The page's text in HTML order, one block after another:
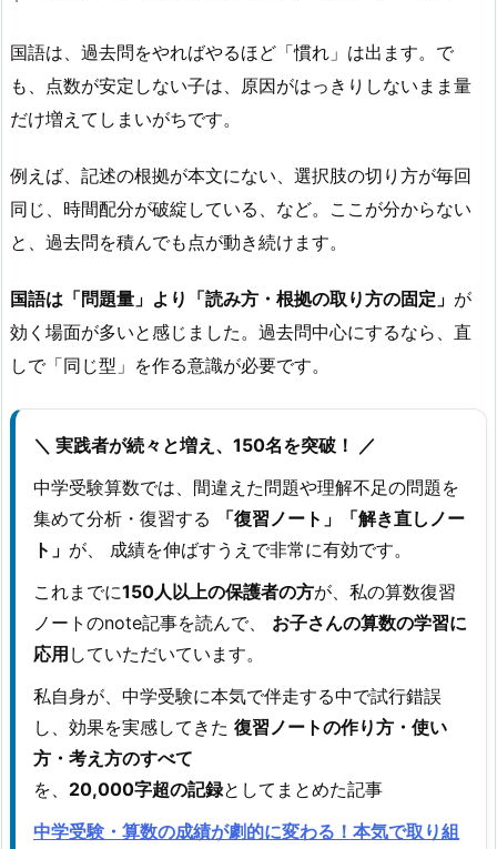
国語は、過去問をやればやるほど「慣れ」は出ます。で
も、点数が安定しない子は、原因がはっきりしないまま量
だけ増えてしまいがちです。
例えば、記述の根拠が本文にない、選択肢の切り方が毎回
同じ、時間配分が破綻している、など。ここが分からない
と、過去問を積んでも点が動き続けます。
国語は「問題量」より「読み方・根拠の取り方の固定」 が
効く場面が多いと感じました。過去問中心にするなら、直
しで「同じ型」を作る意識が必要です。
＼ 実践者が続々と増え、150名を突破！ ／
中学受験算数では、間違えた問題や理解不足の問題を
集めて分析・復習する
「復習ノート」「解き直しノー
ト」 が、 成績を伸ばすうえで非常に有効です。
これまでに150人以上の保護者の方が、私の算数復習
ノートのnote記事を読んで、 お子さんの算数の学習に
応用 していただいています。
私自身が、中学受験に本気で伴走する中で試行錯誤
し、効果を実感してきた 復習ノートの作り方・使い
方・考え方のすべて
を、 20,000字超の記録としてまとめた記事
中学受験・算数の成績が劇的に変わる！本気で取り組